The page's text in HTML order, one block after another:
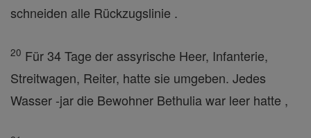
schneiden alle Rückzugslinie .
20 Für 34 Tage der assyrische Heer, Infanterie,
Streitwagen, Reiter, hatte sie umgeben. Jedes
Wasser -jar die Bewohner Bethulia war leer hatte ,